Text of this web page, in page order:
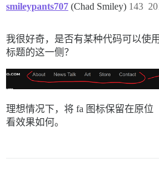
smileypants707 (Chad Smiley) 143
我很好奇，是否有某种代码可以使
标题的这一侧？
理想情况下，将 fa 图标保留在原位
看效果如何。